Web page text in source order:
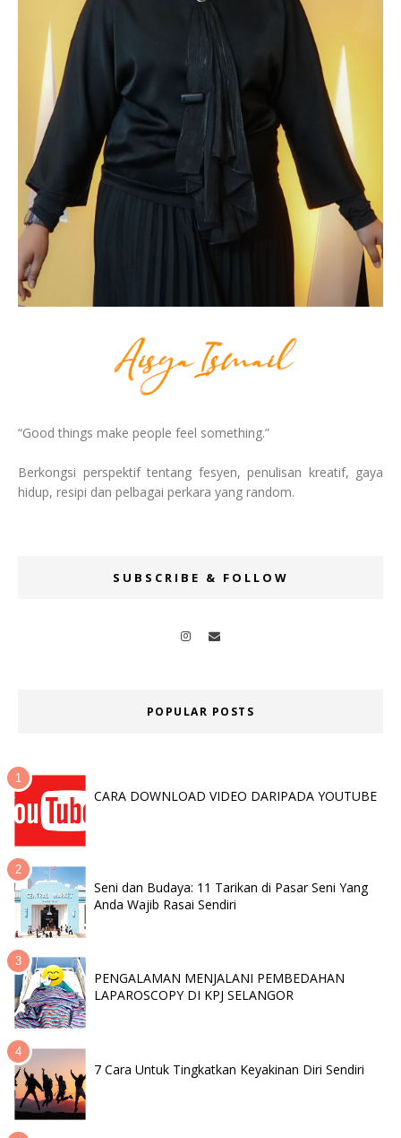
“Good things make people feel something.”
Berkongsi perspektif tentang fesyen, penulisan kreatif, gaya
hidup, resipi dan pelbagai perkara yang random.
SUBSCRIBE & FOLLOW
POPULAR POSTS
CARA DOWNLOAD VIDEO DARIPADA YOUTUBE
Seni dan Budaya: 11 Tarikan di Pasar Seni Yang
Anda Wajib Rasai Sendiri
PENGALAMAN MENJALANI PEMBEDAHAN
LAPAROSCOPY DI KPJ SELANGOR
7 Cara Untuk Tingkatkan Keyakinan Diri Sendiri